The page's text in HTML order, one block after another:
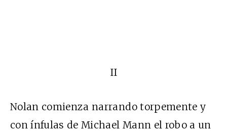
II
Nolan comienza narrando torpemente y
con ínfulas de Michael Mann el robo a un